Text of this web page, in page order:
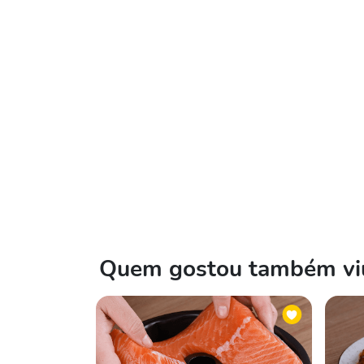
Quem gostou também